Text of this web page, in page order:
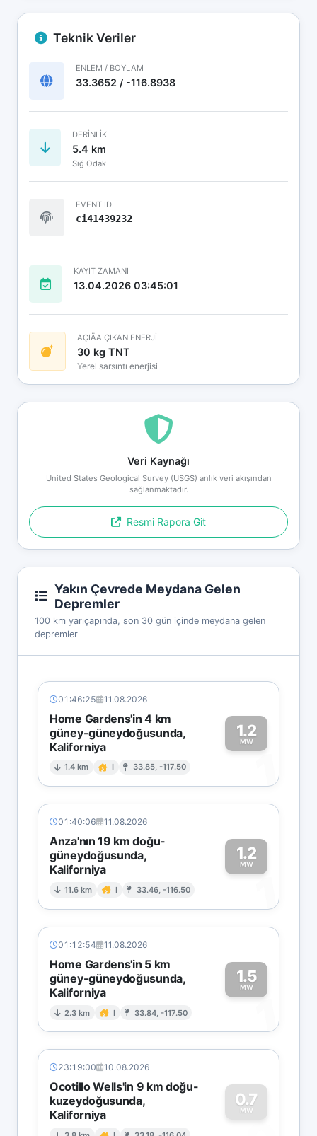
Teknik Veriler
ENLEM / BOYLAM
33.3652 / -116.8938
DERINLIK
5.4 km
Sığ Odak
EVENT ID
ci41439232
KAYIT ZAMANI
13.04.2026 03:45:01
AÇIÄA ÇIKAN ENERJİ
30 kg TNT
Yerel sarsıntı enerjisi
Veri Kaynağı
United States Geological Survey (USGS) anlık veri akışından
sağlanmaktadır.
Resmi Rapora Git
Yakın Çevrede Meydana Gelen
Depremler
100 km yarıçapında, son 30 gün içinde meydana gelen
depremler
01:46:25 11.08.2026
Home Gardens'in 4 km
güney-güneydoğusunda,
Kaliforniya
1.4 km I 33.85, -117.50
1.2
MW
1
01:40:06 11.08.2026
Anza'nın 19 km doğu-
güneydoğusunda,
Kaliforniya
11.6 km I 33.46, -116.50
1.2
MW
1
01:12:54 11.08.2026
Home Gardens'in 5 km
güney-güneydoğusunda,
Kaliforniya
2.3 km I 33.84, -117.50
1.5
MW
1
23:19:00 10.08.2026
Ocotillo Wells'in 9 km doğu-
kuzeydoğusunda,
Kaliforniya
0.7
MW